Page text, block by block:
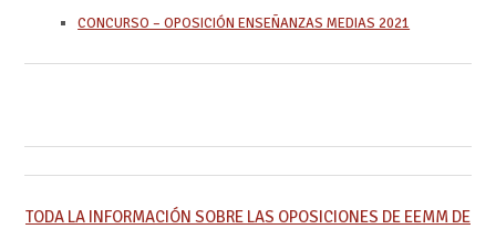
CONCURSO – OPOSICIÓN ENSEÑANZAS MEDIAS 2021
TODA LA INFORMACIÓN SOBRE LAS OPOSICIONES DE EEMM DE